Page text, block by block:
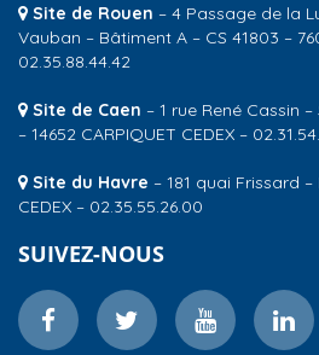
Site de Rouen – 4 Passage de la
Vauban – Bâtiment A – CS 41803 –
02.35.88.44.42
Site de Caen – 1 rue René Cassin
– 14652 CARPIQUET CEDEX –
Site du Havre – 181 quai Frissard –
CEDEX – 02.35.55.26.00
SUIVEZ-NOUS